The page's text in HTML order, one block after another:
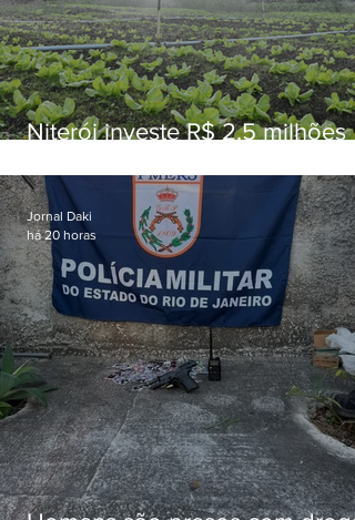
Niterói investe R$ 2,5 milhões
familiar para merenda escolar
Jornal Daki
há 20 horas